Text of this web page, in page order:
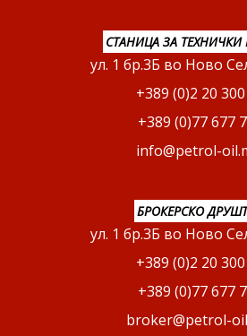
СТАНИЦА ЗА ТЕХНИЧКИ
ул. 1 бр.3Б во Ново
+389 (0)2 20
+389 (0)77 677
info@petrol-
БРОКЕРСКО
ул. 1 бр.3Б во Ново
+389 (0)2 20
+389 (0)77 677
broker@petrol-